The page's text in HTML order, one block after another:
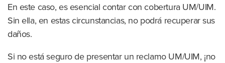
En este caso, es esencial contar con cobertura UM/UIM.
Sin ella, en estas circunstancias, no podrá recuperar sus
daños.
Si no está seguro de presentar un reclamo UM/UIM, ¡no